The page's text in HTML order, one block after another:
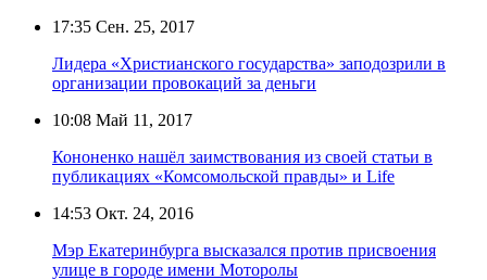
17:35 Сен. 25, 2017
Лидера «Христианского государства» заподозрили в
организации провокаций за деньги
10:08 Май 11, 2017
Кононенко нашёл заимствования из своей статьи в
публикациях «Комсомольской правды» и Life
14:53 Окт. 24, 2016
Мэр Екатеринбурга высказался против присвоения
улице в городе имени Моторолы